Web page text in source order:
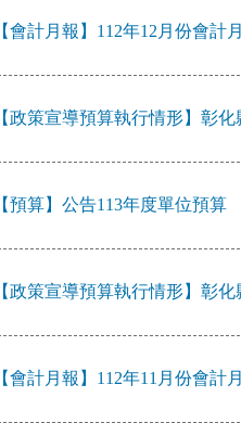
【會計月報】112年12月份會計
【政策宣導預算執行情形】彰
【預算】公告113年度單位預算
【政策宣導預算執行情形】彰
【會計月報】112年11月份會計